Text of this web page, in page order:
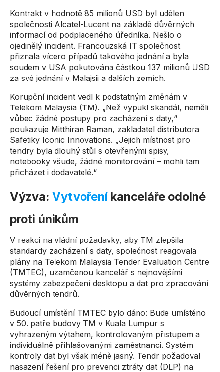
Kontrakt v hodnotě 85 milionů USD byl udělen
společnosti Alcatel-Lucent na základě důvěrných
informací od podplaceného úředníka. Nešlo o
ojedinělý incident. Francouzská IT společnost
přiznala vícero případů takového jednání a byla
soudem v USA pokutována částkou 137 milionů USD
za své jednání v Malajsii a dalších zemích.
Korupční incident vedl k podstatným změnám v
Telekom Malaysia (TM). „Než vypukl skandál, neměli
vůbec žádné postupy pro zacházení s daty,“
poukazuje Mitthiran Raman, zakladatel distributora
Safetiky Iconic Innovations. „Jejich místnost pro
tendry byla dlouhý stůl s otevřenými spisy,
notebooky všude, žádné monitorování – mohli tam
přicházet i dodavatelé.“
Výzva: Vytvoření kanceláře odolné
proti únikům
V reakci na vládní požadavky, aby TM zlepšila
standardy zacházení s daty, společnost reagovala
plány na Telekom Malaysia Tender Evaluation Centre
(TMTEC), uzamčenou kancelář s nejnovějšími
systémy zabezpečení desktopu a dat pro zpracování
důvěrných tendrů.
Budoucí umístění TMTEC bylo dáno: Bude umístěno
v 50. patře budovy TM v Kuala Lumpur s
vyhrazeným výtahem, kontrolovaným přístupem a
individuálně přihlašovanými zaměstnanci. Systém
kontroly dat byl však méně jasný. Tendr požadoval
nasazení řešení pro prevenci ztráty dat (DLP) na